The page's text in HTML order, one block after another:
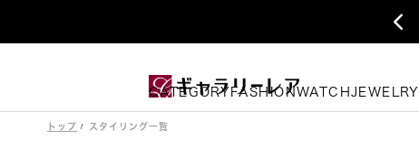

CATEGORY FASHIONWATCHJEWELRY
トップ スタイリング一覧